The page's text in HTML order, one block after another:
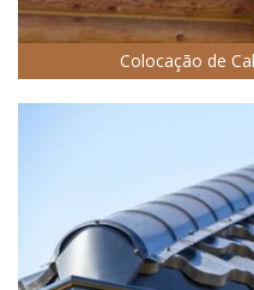
Colocação de